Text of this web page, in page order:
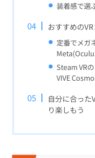
装着感で選
おすすめの
定番でメガ
Steam VR
VIVE
自分に合った
り楽しもう